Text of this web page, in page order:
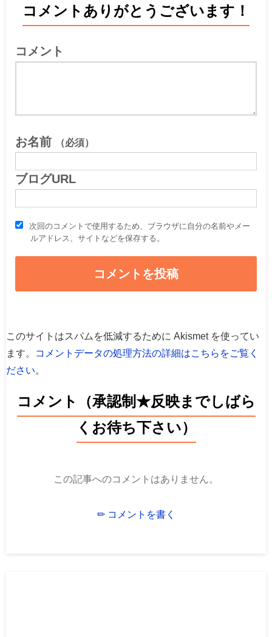
コメントありがとうございます！
コメント
お名前 （必須）
ブログURL
次回のコメントで使用するため、ブラウザに自分の名前やメー
ルアドレス、サイトなどを保存する。
このサイトはスパムを低減するために Akismet を使ってい
ます。
コメントデータの処理方法の詳細はこちらをご覧く
ださい。
コメント（承認制★反映までしばら
くお待ち下さい）
この記事へのコメントはありません。
✏ コメントを書く